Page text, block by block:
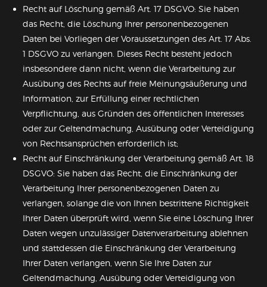
Recht auf Löschung gemäß Art. 17 DSGVO: Sie haben
das Recht, die Löschung Ihrer personenbezogenen
Daten bei Vorliegen der Voraussetzungen des Art. 17 Abs.
1 DSGVO zu verlangen. Dieses Recht besteht jedoch
insbesondere dann nicht, wenn die Verarbeitung zur
Ausübung des Rechts auf freie Meinungsäußerung und
Information, zur Erfüllung einer rechtlichen
Verpflichtung, aus Gründen des öffentlichen Interesses
oder zur Geltendmachung, Ausübung oder Verteidigung
von Rechtsansprüchen erforderlich ist;
Recht auf Einschränkung der Verarbeitung gemäß Art. 18
DSGVO: Sie haben das Recht, die Einschränkung der
Verarbeitung Ihrer personenbezogenen Daten zu
verlangen, solange die von Ihnen bestrittene Richtigkeit
Ihrer Daten überprüft wird, wenn Sie eine Löschung Ihrer
Daten wegen unzulässiger Datenverarbeitung ablehnen
und stattdessen die Einschränkung der Verarbeitung
Ihrer Daten verlangen, wenn Sie Ihre Daten zur
Geltendmachung, Ausübung oder Verteidigung von